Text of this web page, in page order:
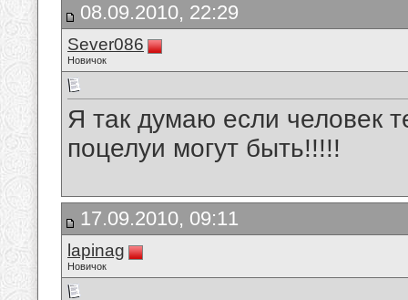
08.09.2010, 22:29
Sever086
Новичок
Я так думаю если человек
поцелуи могут быть!!!!!
17.09.2010, 09:11
lapinag
Новичок